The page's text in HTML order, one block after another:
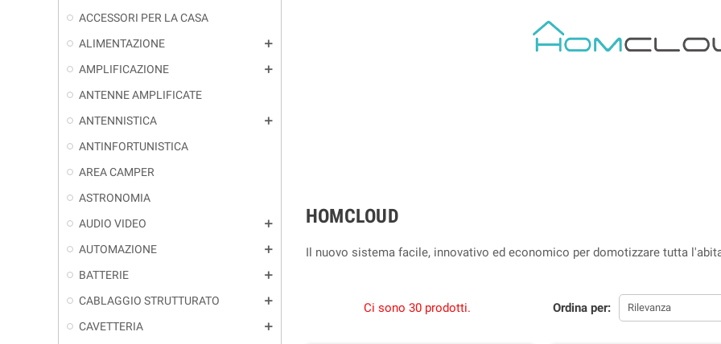
ACCESSORI PER LA CASA
ALIMENTAZIONE
add
AMPLIFICAZIONE add
ANTENNE AMPLIFICATE
ANTENNISTICA
add
ANTINFORTUNISTICA
AREA CAMPER
ASTRONOMIA
AUDIO VIDEO
add
AUTOMAZIONE add
BATTERIE add
CABLAGGIO STRUTTURATO add
CAVETTERIA add
HOMCLOUD
Il nuovo sistema facile, innovativo ed economico per domotizzare tutta
Ordina per: Rilevanza
Ci sono 30 prodotti.